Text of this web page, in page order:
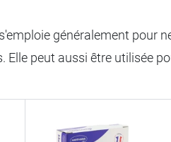
s'emploie généralement pour
Elle peut aussi être utilisée